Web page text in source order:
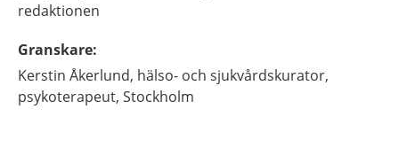
redaktionen
Granskare:
Kerstin Åkerlund, hälso- och sjukvårdskurator,
psykoterapeut, Stockholm